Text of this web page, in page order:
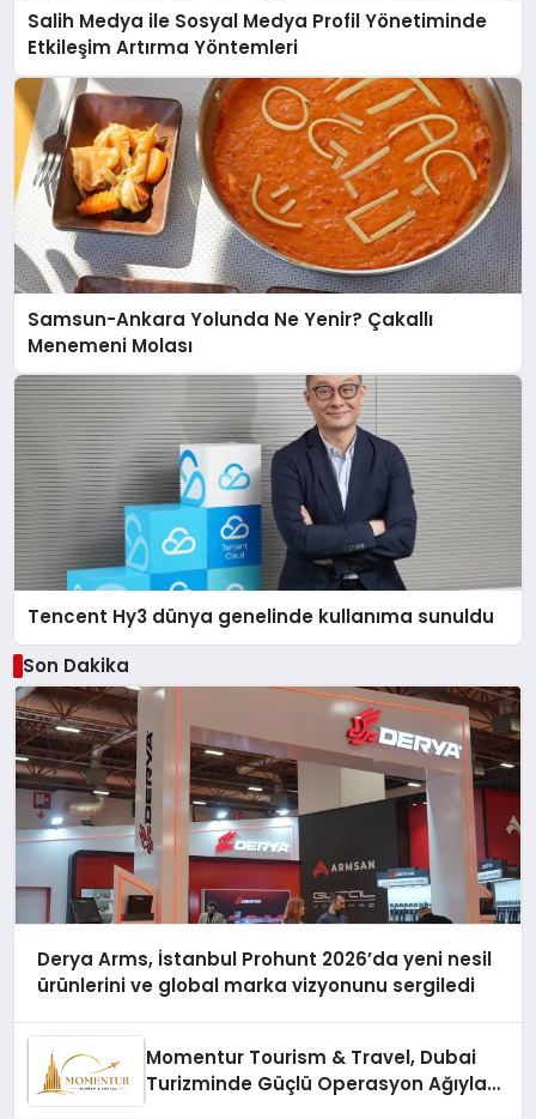
Salih Medya ile Sosyal Medya Profil Yönetiminde
Etkileşim Artırma Yöntemleri
Samsun-Ankara Yolunda Ne Yenir? Çakallı
Menemeni Molası
Tencent Hy3 dünya genelinde kullanıma sunuldu
Son Dakika
Derya Arms, İstanbul Prohunt 2026’da yeni nesil
ürünlerini ve global marka vizyonunu sergiledi
Momentur Tourism & Travel, Dubai
Turizminde Güçlü Operasyon Ağıyla